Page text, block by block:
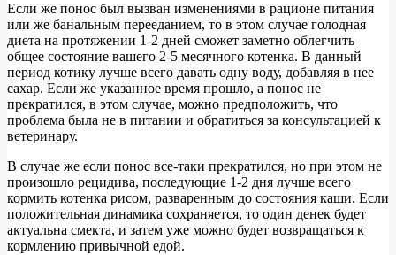
Если же понос был вызван изменениями в рационе питания
или же банальным перееданием, то в этом случае голодная
диета на протяжении 1-2 дней сможет заметно облегчить
общее состояние вашего 2-5 месячного котенка. В данный
период котику лучше всего давать одну воду, добавляя в нее
сахар. Если же указанное время прошло, а понос не
прекратился, в этом случае, можно предположить, что
проблема была не в питании и обратиться за консультацией к
ветеринару.
В случае же если понос все-таки прекратился, но при этом не
произошло рецидива, последующие 1-2 дня лучше всего
кормить котенка рисом, разваренным до состояния каши. Если
положительная динамика сохраняется, то один денек будет
актуальна смекта, и затем уже можно будет возвращаться к
кормлению привычной едой.